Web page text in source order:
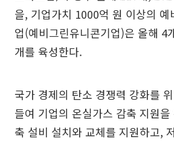
을, 기업가치 1000억 원 이상의 예
업(예비그린유니콘기업)은 올해 4
개를 육성한다.
국가 경제의 탄소 경쟁력 강화를
들여 기업의 온실가스 감축 지원
축 설비 설치와 교체를 지원하고,